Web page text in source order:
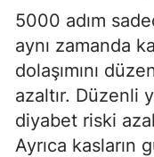
5000 adım
aynı zamanda
dolaşımını
azaltır. Düzenli
diyabet riski
Ayrıca kasların